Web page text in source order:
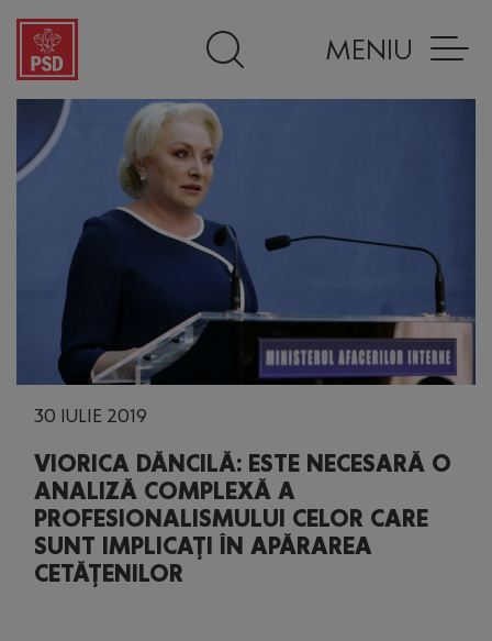
MENIU
30 IULIE 2019
VIORICA DĂNCILĂ: ESTE NECESARĂ O
ANALIZĂ COMPLEXĂ A
PROFESIONALISMULUI CELOR CARE
SUNT IMPLICAŢI ÎN APĂRAREA
CETĂŢENILOR